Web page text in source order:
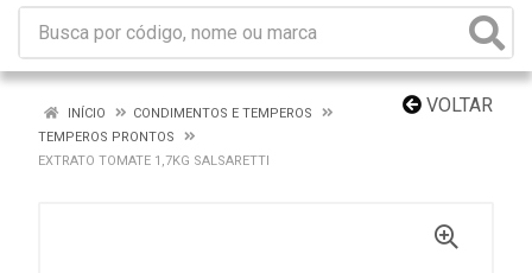
VOLTAR
INÍCIO
CONDIMENTOS E TEMPEROS
TEMPEROS PRONTOS
EXTRATO TOMATE 1,7KG SALSARETTI